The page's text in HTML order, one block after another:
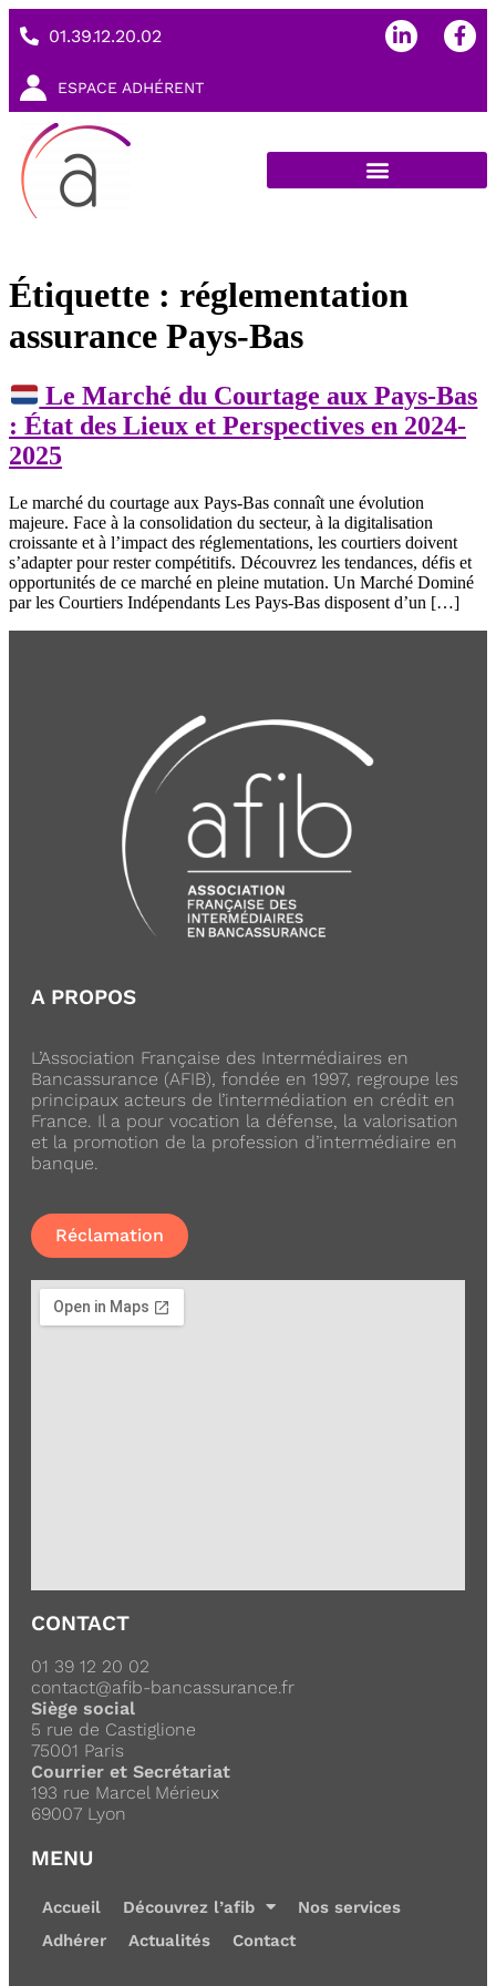
01.39.12.20.02
ESPACE ADHÉRENT
Étiquette : réglementation
assurance Pays-Bas
Le Marché du Courtage aux Pays-Bas
: État des Lieux et Perspectives en 2024-
2025
Le marché du courtage aux Pays-Bas connaît une évolution
majeure. Face à la consolidation du secteur, à la digitalisation
croissante et à l’impact des réglementations, les courtiers doivent
s’adapter pour rester compétitifs. Découvrez les tendances, défis et
opportunités de ce marché en pleine mutation. Un Marché Dominé
par les Courtiers Indépendants Les Pays-Bas disposent d’un […]
A PROPOS
L’Association Française des Intermédiaires en
Bancassurance (AFIB), fondée en 1997, regroupe les
principaux acteurs de l’intermédiation en crédit en
France. Il a pour vocation la défense, la valorisation
et la promotion de la profession d’intermédiaire en
banque.
Réclamation
CONTACT
01 39 12 20 02
contact@afib-bancassurance.fr
Siège social
5 rue de Castiglione
75001 Paris
Courrier et Secrétariat
193 rue Marcel Mérieux
69007 Lyon
MENU
Accueil Découvrez l’afib
Nos services
Adhérer
Actualités Contact